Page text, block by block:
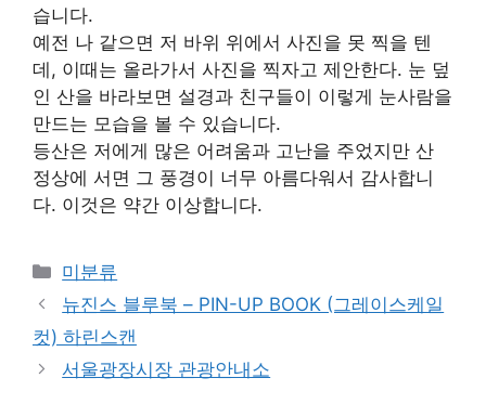
습니다.
예전 나 같으면 저 바위 위에서 사진을 못 찍을 텐
데, 이때는 올라가서 사진을 찍자고 제안한다. 눈 덮
인 산을 바라보면 설경과 친구들이 이렇게 눈사람을
만드는 모습을 볼 수 있습니다.
등산은 저에게 많은 어려움과 고난을 주었지만 산
정상에 서면 그 풍경이 너무 아름다워서 감사합니
다. 이것은 약간 이상합니다.
Categories
미분류
뉴진스 블루북 – PIN-UP BOOK (그레이스케일
컷) 하린스캔
서울광장시장 관광안내소